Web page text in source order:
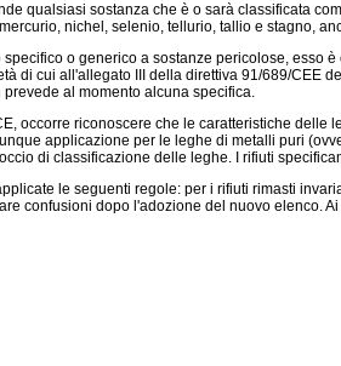
qualsiasi sostanza che è o sarà classificata
nichel, selenio, tellurio, tallio e stagno,
o generico a sostanze pericolose,
di cui all'allegato III della direttiva 91/689/CEE
al momento alcuna specifica.
occorre riconoscere che le caratteristiche
applicazione per le leghe di metalli puri
di classificazione delle leghe. I rifiuti
le seguenti regole: per i rifiuti rimasti
confusioni dopo l'adozione del nuovo elenco.